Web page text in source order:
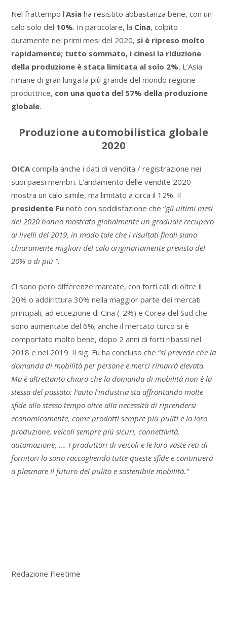
Nel frattempo l’Asiaha resistito abbastanza bene, con un
calo solo del 10%. In particolare, la Cina, colpito
duramente nei primi mesi del 2020, si è ripreso molto
rapidamente; tutto sommato, i cinesi la riduzione
della produzione è stata limitata al solo 2%.L’Asia
rimane di gran lunga la più grande del mondo regione
produttrice, con una quota del 57% della produzione
globale.
Produzione automobilistica globale
2020
OICAcompila anche i dati di vendita / registrazione nei
suoi paesi membri. L’andamento delle vendite 2020
mostra un calo simile, ma limitato a circa il 12%. Il
presidente Funotò con soddisfazione che “gli ultimi mesi
del 2020 hanno mostrato globalmente un graduale recupero
ai livelli del 2019, in modo tale che i risultati finali siano
chiaramente migliori del calo originariamente previsto del
20% o di più “.
Ci sono però differenze marcate, con forti cali di oltre il
20% o addirittura 30% nella maggior parte dei mercati
principali, ad eccezione di Cina (-2%) e Corea del Sud che
sono aumentate del 6%; anche il mercato turco si è
comportato molto bene, dopo 2 anni di forti ribassi nel
2018 e nel 2019. Il sig. Fu ha concluso che “si prevede che la
domanda di mobilità per persone e merci rimarrà elevata.
Ma è altrettanto chiaro che la domanda di mobilità non è la
stessa del passato: l’auto l’industria sta affrontando molte
sfide allo stesso tempo oltre alla necessità di riprendersi
economicamente, come prodotti sempre più puliti e la loro
produzione, veicoli sempre più sicuri, connettività,
automazione, …. I produttori di veicoli e le loro vaste reti di
fornitori lo sono raccogliendo tutte queste sfide e continuerà
a plasmare il futuro del pulito e sostenibile mobilità.”
Redazione Fleetime